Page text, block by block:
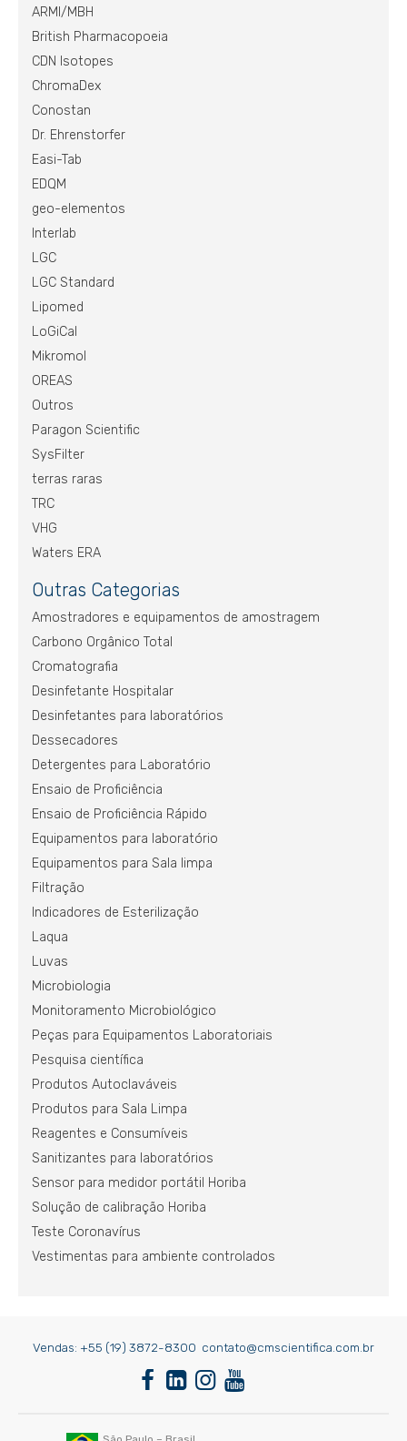
ARMI/MBH
British Pharmacopoeia
CDN Isotopes
ChromaDex
Conostan
Dr. Ehrenstorfer
Easi-Tab
EDQM
geo-elementos
Interlab
LGC
LGC Standard
Lipomed
LoGiCal
Mikromol
OREAS
Outros
Paragon Scientific
SysFilter
terras raras
TRC
VHG
Waters ERA
Outras Categorias
Amostradores e equipamentos de amostragem
Carbono Orgânico Total
Cromatografia
Desinfetante Hospitalar
Desinfetantes para laboratórios
Dessecadores
Detergentes para Laboratório
Ensaio de Proficiência
Ensaio de Proficiência Rápido
Equipamentos para laboratório
Equipamentos para Sala limpa
Filtração
Indicadores de Esterilização
Laqua
Luvas
Microbiologia
Monitoramento Microbiológico
Peças para Equipamentos Laboratoriais
Pesquisa científica
Produtos Autoclaváveis
Produtos para Sala Limpa
Reagentes e Consumíveis
Sanitizantes para laboratórios
Sensor para medidor portátil Horiba
Solução de calibração Horiba
Teste Coronavírus
Vestimentas para ambiente controlados
Vendas: +55 (19) 3872-8300 contato@cmscientifica.com.br